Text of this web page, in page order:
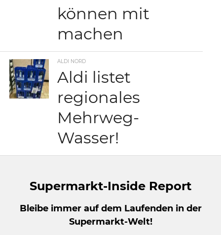
können mit
machen
ALDI NORD
Aldi listet
regionales
Mehrweg-
Wasser!
Supermarkt-Inside Report
Bleibe immer auf dem Laufenden in der
Supermarkt-Welt!